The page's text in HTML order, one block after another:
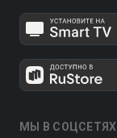
МЫ В СОЦСЕТЯХ